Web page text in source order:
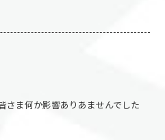
さま何か影響ありあませんでした